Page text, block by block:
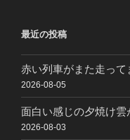
最近の投稿
赤い列車がまた走って
2026-08-05
面白い感じの夕焼け雲
2026-08-03